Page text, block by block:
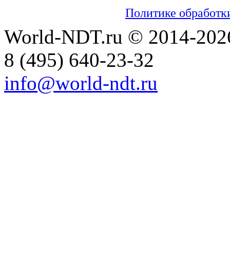
Политике
World-NDT.ru © 2014-
8 (495) 640-23-32
info@world-ndt.ru